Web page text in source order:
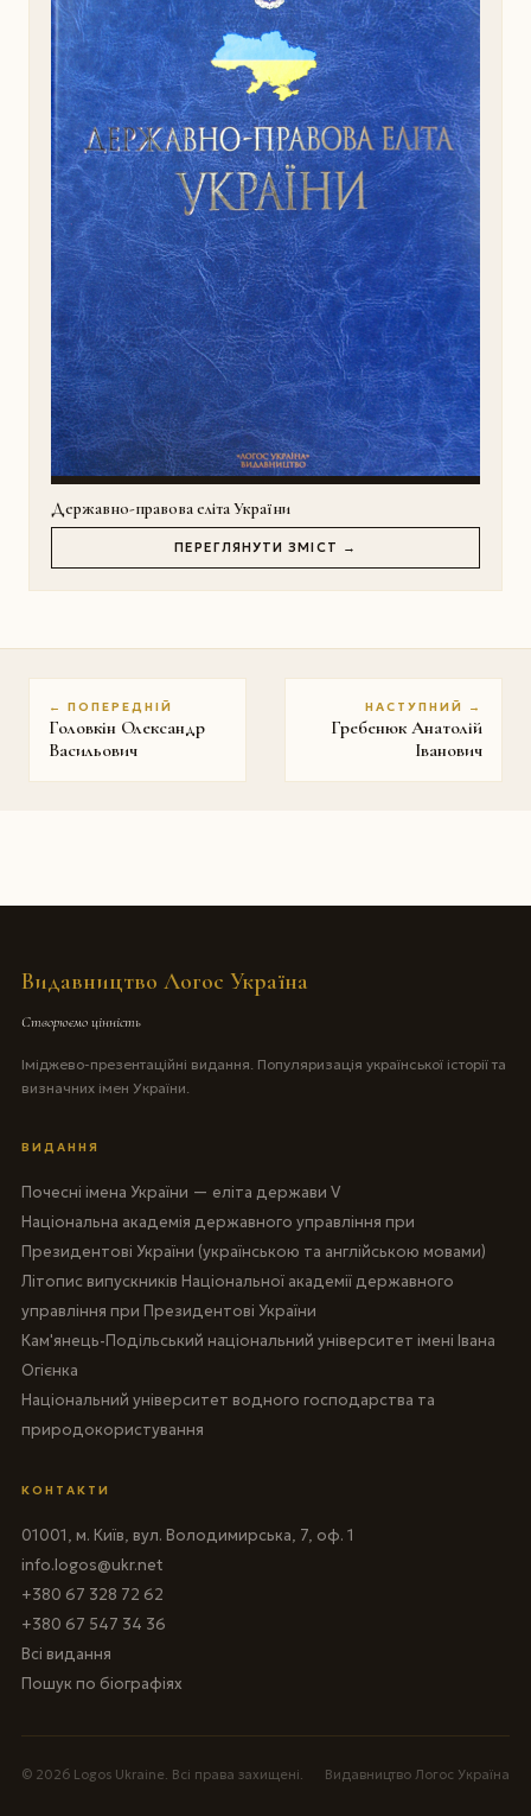
Державно-правова еліта України
ПЕРЕГЛЯНУТИ ЗМІСТ →
← ПОПЕРЕДНІЙ
Головкiн Олександр
Васильович
НАСТУПНИЙ →
Гребенюк Анатолій
Іванович
Видавництво Логос Україна
Створюємо цінність
Іміджево-презентаційні видання. Популяризація української історії та
визначних імен України.
ВИДАННЯ
Почесні імена України — еліта держави V
Національна академія державного управління при
Президентові України (українською та англійською мовами)
Літопис випускників Національної академії державного
управління при Президентові України
Кам'янець-Подільський національний університет імені Івана
Огієнка
Національний університет водного господарства та
природокористування
КОНТАКТИ
01001, м. Київ, вул. Володимирська, 7, оф. 1
info.logos@ukr.net
+380 67 328 72 62
+380 67 547 34 36
Всі видання
Пошук по біографіях
© 2026 Logos Ukraine. Всі права захищені. Видавництво Логос Україна